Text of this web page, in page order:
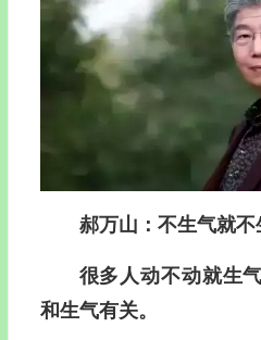
郝万山 ：不生气就
很多人动不动就生
和生气有关。